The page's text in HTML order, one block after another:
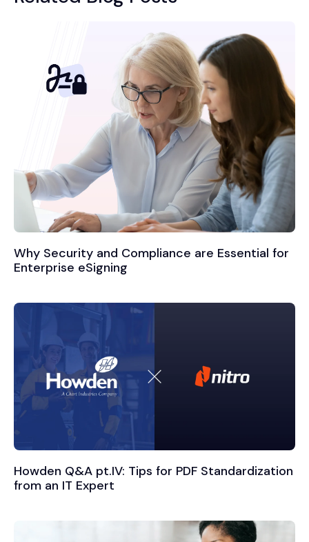
Why Security and Compliance are Essential for
Enterprise eSigning
Howden Q&A pt.IV: Tips for PDF Standardization
from an IT Expert